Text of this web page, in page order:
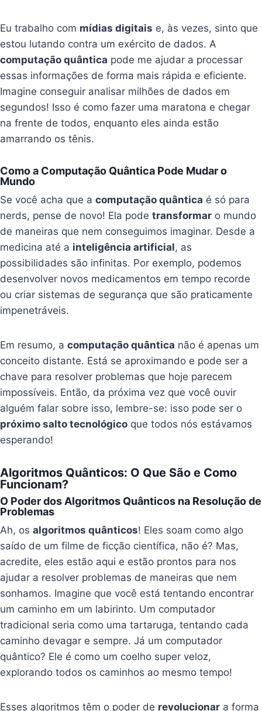
Eu trabalho com mídias digitais e, às vezes, sinto que
estou lutando contra um exército de dados. A
computação quântica pode me ajudar a processar
essas informações de forma mais rápida e eficiente.
Imagine conseguir analisar milhões de dados em
segundos! Isso é como fazer uma maratona e chegar
na frente de todos, enquanto eles ainda estão
amarrando os tênis.
Como a Computação Quântica Pode Mudar o
Mundo
Se você acha que acomputação quântica é só para
nerds, pense de novo! Ela podetransformar o mundo
de maneiras que nem conseguimos imaginar. Desde a
medicina até a inteligência artificial, as
possibilidades são infinitas. Por exemplo, podemos
desenvolver novos medicamentos em tempo recorde
ou criar sistemas de segurança que são praticamente
impenetráveis.
Em resumo, acomputação quântica não é apenas um
conceito distante. Está se aproximando e pode ser a
chave para resolver problemas que hoje parecem
impossíveis. Então, da próxima vez que você ouvir
alguém falar sobre isso, lembre-se: isso pode ser o
próximo salto tecnológico que todos nós estávamos
esperando!
Algoritmos Quânticos: O Que São e Como
Funcionam?
O Poder dos Algoritmos Quânticos na Resolução de
Problemas
Ah, osalgoritmos quânticos! Eles soam como algo
saído de um filme de ficção científica, não é? Mas,
acredite, eles estão aqui e estão prontos para nos
ajudar a resolver problemas de maneiras que nem
sonhamos. Imagine que você está tentando encontrar
um caminho em um labirinto. Um computador
tradicional seria como uma tartaruga, tentando cada
caminho devagar e sempre. Já um computador
quântico? Ele é como um coelho super veloz,
explorando todos os caminhos ao mesmo tempo!
Esses algoritmos têm o poder de revolucionar a forma